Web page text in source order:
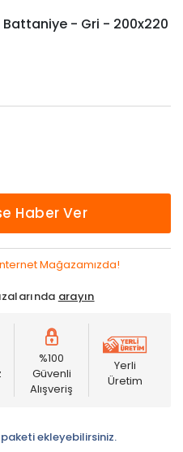
Battaniye - Gri - 200x220
Haber Ver
Mağazamızda!
arayın
%100
Güvenli
Alışveriş
Yerli
Üretim
ekleyebilirsiniz.